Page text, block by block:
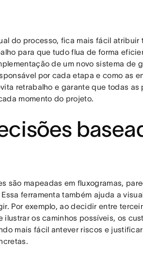
do processo, fica mais fácil atribuir
para que tudo flua de forma
de um novo sistema de
por cada etapa e como as
retrabalho e garante que todas as
momento do projeto.
são mapeadas em fluxogramas,
ferramenta também ajuda a
Por exemplo, ao decidir entre
ilustrar os caminhos possíveis, os
mais fácil antever riscos e